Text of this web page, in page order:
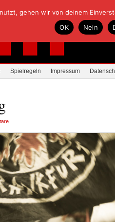
Spielregeln Impressum
gehen wir von deinem
OK
Nein